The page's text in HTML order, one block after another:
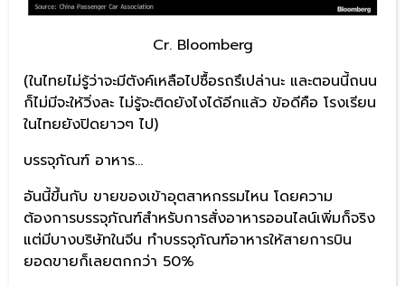
Cr. Bloomberg
(ในไทยไม่รู้ว่าจะมีตังค์เหลือไปซื้อรถรึเปล่านะ และตอนนี้ถนน
ก็ไม่มีจะให้วิ่งละ ไม่รู้จะติดยังไงได้อีกแล้ว ข้อดีคือ โรงเรียน
ในไทยยังปิดยาวๆ ไป)
บรรจุภัณฑ์ อาหาร…
อันนี้ขึ้นกับ ขายของเข้าอุตสาหกรรมไหน โดยความ
ต้องการบรรจุภัณฑ์สำหรับการสั่งอาหารออนไลน์เพิ่มก็จริง
แต่มีบางบริษัทในจีน ทำบรรจุภัณฑ์อาหารให้สายการบิน
ยอดขายก็เลยตกกว่า 50%